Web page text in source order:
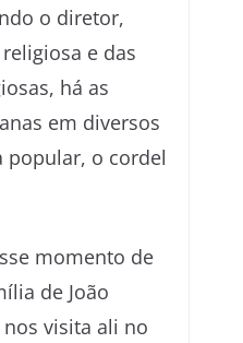
o diretor,
e das
há as
em diversos
popular, o cordel
momento de
de João
visita ali no